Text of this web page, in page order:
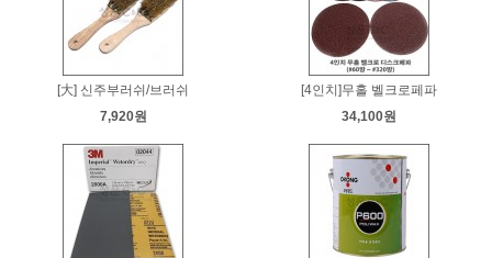
[大] 신주부러쉬/브러쉬
7,920원
[4인치]무홀 벨크로페파
34,100원